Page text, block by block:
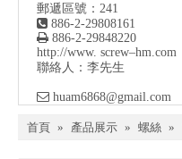
郵遞區號：241
 886-2-29808161
 886-2-29848220
http://www. screw–hm.com
聯絡人：李先生
 huam6868@gmail.com
首頁 » 產品展示 » 螺絲 »